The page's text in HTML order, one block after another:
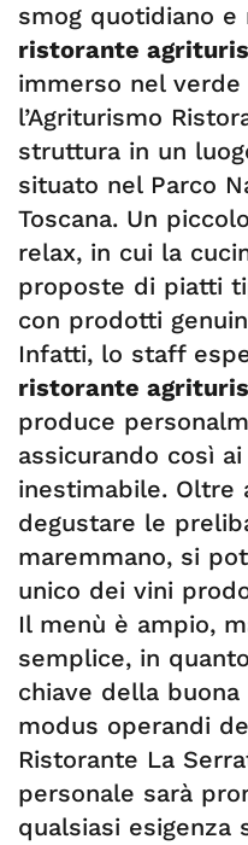
smog quotidiano e
ristorante
immerso nel verde
l’Agriturismo
struttura in un
situato nel Parco
Toscana. Un
relax, in cui la
proposte di piatti
con prodotti
Infatti, lo staff
ristorante
produce
assicurando così
inestimabile. Oltre
degustare le
maremmano, si
unico dei vini
Il menù è ampio,
semplice, in
chiave della
modus operandi
Ristorante La
personale sarà
qualsiasi esigenza